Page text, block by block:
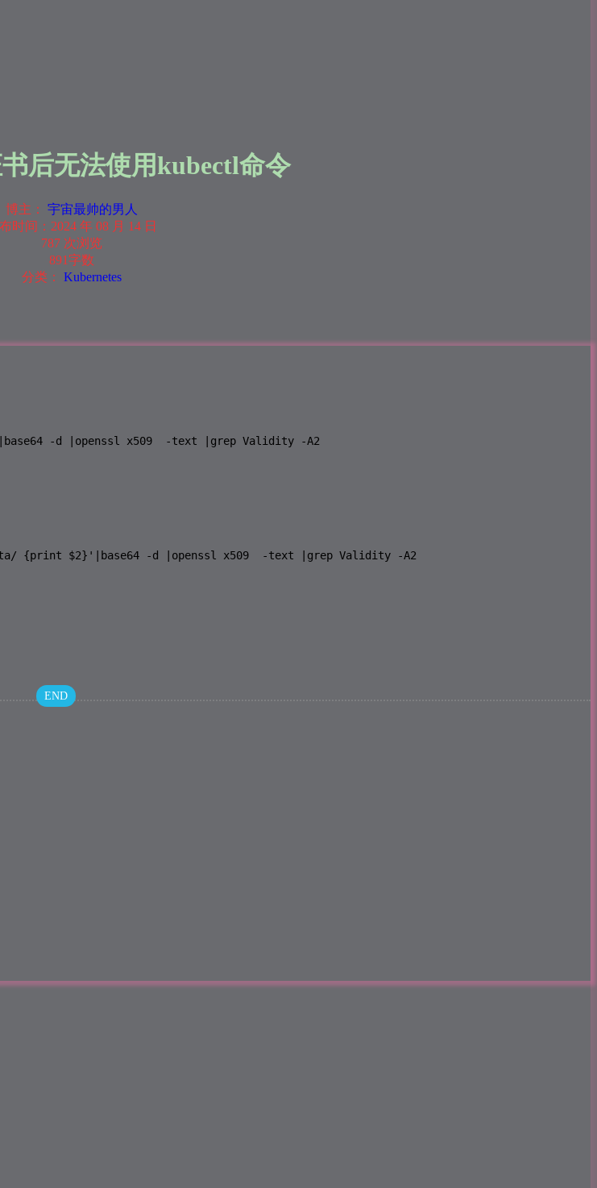
后无法使用kubectl命令
博主：
宇宙最帅的男人
时间： 2024 年 08 月 14 日
787 次浏览
891字数
分类：
Kubernetes
-d |openssl x509  -text |grep Validity -A2
{print $2}'|base64 -d |openssl x509  -text |grep Validity -A2
END